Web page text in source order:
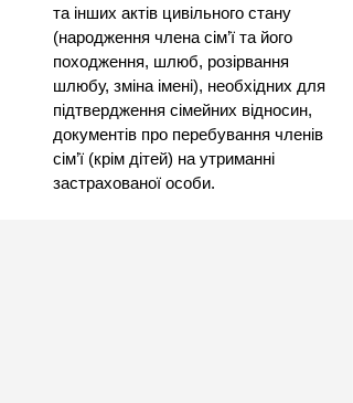
та інших актів цивільного стану
(народження члена сім’ї та його
походження, шлюб, розірвання
шлюбу, зміна імені), необхідних для
підтвердження сімейних відносин,
документів про перебування членів
сім’ї (крім дітей) на утриманні
застрахованої особи.